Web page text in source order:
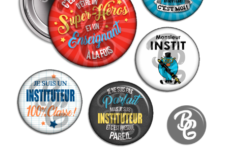
#5740 (pas de titre)
Acheter ma Machine à Badge
CODES PROMOS
Conditions Générales de Vente